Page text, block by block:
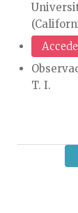
T. I.